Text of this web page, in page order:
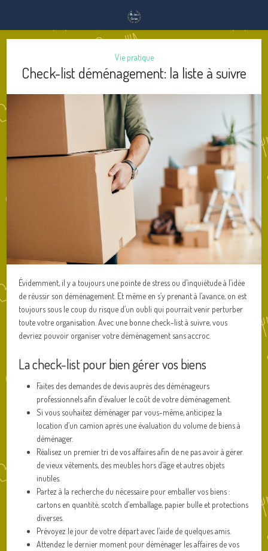
Vie pratique
Check-list déménagement: la liste à suivre
Évidemment, il y a toujours une pointe de stress ou d’inquiétude à l’idée
de réussir son déménagement. Et même en s’y prenant à l’avance, on est
toujours sous le coup du risque d’un oubli qui pourrait venir perturber
toute votre organisation. Avec une bonne check-list à suivre, vous
devriez pouvoir organiser votre déménagement sans accroc.
La check-list pour bien gérer vos biens
Faites des demandes de devis auprès des déménageurs
professionnels afin d’évaluer le coût de votre déménagement.
Si vous souhaitez déménager par vous-même, anticipez la
location d’un camion après une évaluation du volume de biens à
déménager.
Réalisez un premier tri de vos affaires afin de ne pas avoir à gérer
de vieux vêtements, des meubles hors d’âge et autres objets
inutiles.
Partez à la recherche du nécessaire pour emballer vos biens :
cartons en quantité, scotch d’emballage, papier bulle et protections
diverses.
Prévoyez le jour de votre départ avec l’aide de quelques amis.
Attendez le dernier moment pour déménager les affaires de vos